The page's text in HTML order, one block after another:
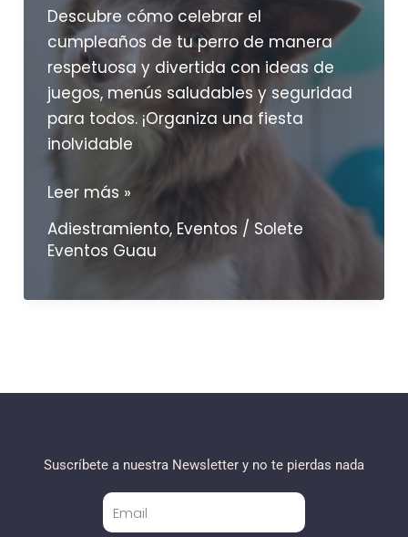
Descubre cómo celebrar el
cumpleaños de tu perro de manera
respetuosa y divertida con ideas de
juegos, menús saludables y seguridad
para todos. ¡Organiza una fiesta
inolvidable
¿Cómo
celebrar
el
para
respetuosa
divertida
Leer más »
Adiestramiento, Eventos / Solete
Eventos Guau
Suscríbete a nuestra Newsletter y no te pierdas nada